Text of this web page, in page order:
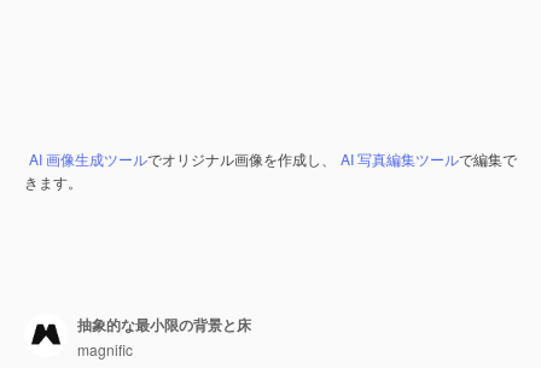
AI 画像生成ツールでオリジナル画像を作成し、 AI 写真編集ツールで編集で
きます。
抽象的な最小限の背景と床
magnific